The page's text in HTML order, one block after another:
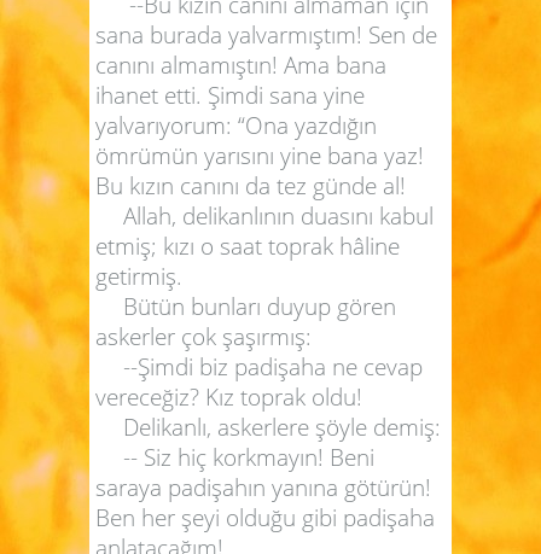
sana burada yalvarmıştım! Sen de
canını almamıştın! Ama bana
ihanet etti. Şimdi sana yine
yalvarıyorum: “Ona yazdığın
ömrümün yarısını yine bana yaz!
Bu kızın canını da tez günde al!
Allah, delikanlının duasını kabul
etmiş; kızı o saat toprak hâline
getirmiş.
Bütün bunları duyup gören
askerler çok şaşırmış:
--Şimdi biz padişaha ne cevap
vereceğiz? Kız toprak oldu!
Delikanlı, askerlere şöyle demiş:
-- Siz hiç korkmayın! Beni
saraya padişahın yanına götürün!
Ben her şeyi olduğu gibi padişaha
anlatacağım!